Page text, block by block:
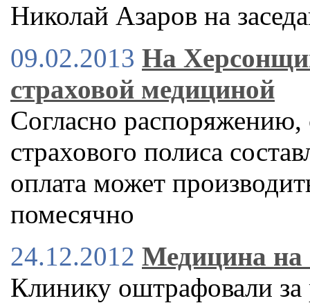
Николай Азаров на
09.02.2013 На
страховой медициной
Согласно распоряжению,
страхового полиса
оплата может
помесячно
24.12.2012 Медицина на
Клинику оштрафовали